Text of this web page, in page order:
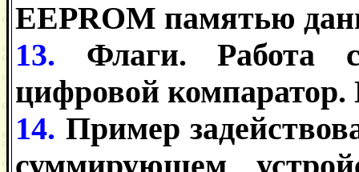
EEPROM памятью
13. Флаги. Работа
цифровой компаратор.
14. Пример